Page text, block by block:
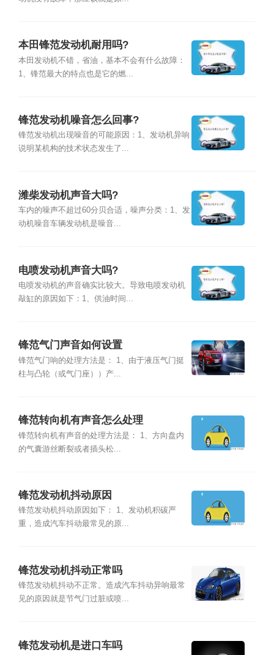
本田锋范发动机耐用吗?
本田发动机不错，省油，基本不会有什么故障：
1、锋范最大的特点也是它的燃...
锋范发动机噪音怎么回事?
锋范发动机出现噪音的可能原因：1、发动机异响
说明某机构的技术状态发生了...
潍柴发动机声音大吗?
车内的噪声不超过60分贝合适，噪声分类：1、发
动机噪音车辆发动机是噪音...
电喷发动机声音大吗?
电喷发动机的声音确实比较大。导致电喷发动机
敲缸的原因如下：1、供油时间...
锋范气门声音如何设置
锋范气门响的处理方法是： 1、由于液压气门挺
柱与凸轮（或气门座））产...
锋范转向机有声音怎么处理
锋范转向机有声音的处理方法是： 1、方向盘内
的气囊游丝断裂或者插头松...
锋范发动机抖动原因
锋范发动机抖动原因如下： 1、发动机积碳严
重，造成汽车抖动最常见的原...
锋范发动机抖动正常吗
锋范发动机抖动不正常。造成汽车抖动异响最常
见的原因就是节气门过脏或喷...
锋范发动机是进口车吗